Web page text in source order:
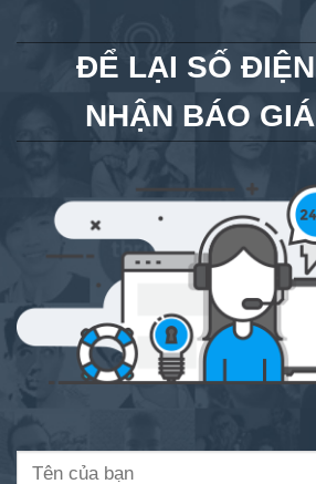
ĐỂ LẠI SỐ
NHẬN BÁO